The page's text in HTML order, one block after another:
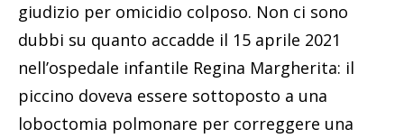
giudizio per omicidio colposo. Non ci sono
dubbi su quanto accadde il 15 aprile 2021
nell’ospedale infantile Regina Margherita: il
piccino doveva essere sottoposto a una
loboctomia polmonare per correggere una